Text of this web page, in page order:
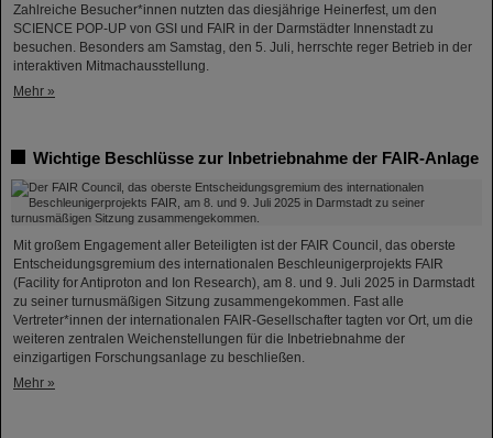
Zahlreiche Besucher*innen nutzten das diesjährige Heinerfest, um den
SCIENCE POP-UP von GSI und FAIR in der Darmstädter Innenstadt zu
besuchen. Besonders am Samstag, den 5. Juli, herrschte reger Betrieb in der
interaktiven Mitmachausstellung.
Mehr »
Wichtige Beschlüsse zur Inbetriebnahme der FAIR-Anlage
Mit großem Engagement aller Beteiligten ist der FAIR Council, das oberste
Entscheidungsgremium des internationalen Beschleunigerprojekts FAIR
(Facility for Antiproton and Ion Research), am 8. und 9. Juli 2025 in Darmstadt
zu seiner turnusmäßigen Sitzung zusammengekommen. Fast alle
Vertreter*innen der internationalen FAIR-Gesellschafter tagten vor Ort, um die
weiteren zentralen Weichenstellungen für die Inbetriebnahme der
einzigartigen Forschungsanlage zu beschließen.
Mehr »